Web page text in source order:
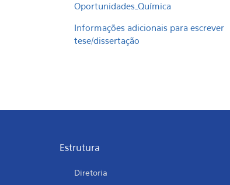
Oportunidades_Química
Informações adicionais para escrever
tese/dissertação
Estrutura
Diretoria